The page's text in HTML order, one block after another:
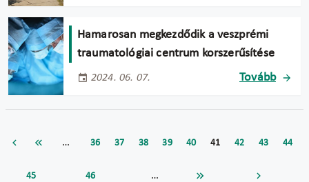
Hamarosan megkezdődik a veszprémi
traumatológiai centrum korszerűsítése
2024. 06. 07. Tovább
… 36 37 38 39 40 41 42 43 44
45 46 …